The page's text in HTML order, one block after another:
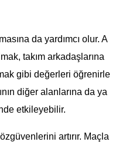
da yardımcı olur. A
takım arkadaşlarına
gibi değerleri öğrenirle
diğer alanlarına da ya
etkileyebilir.
artırır. Maçla